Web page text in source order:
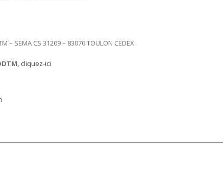
SEMA CS 31209 – 83070 TOULON CEDEX
cliquez-ici